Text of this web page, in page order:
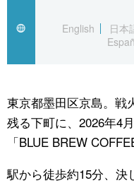
English
日本
東京都墨田区京島。戦
残る下町に、2026年4
「BLUE BREW
駅から徒歩約15分、決